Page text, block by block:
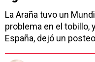
La Araña tuvo un
problema en el tobillo,
España, dejó un